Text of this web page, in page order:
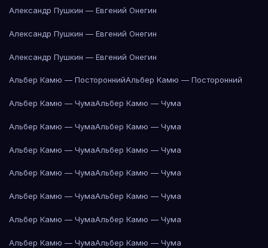
Александр Пушкин — Евгений Онегин
Александр Пушкин — Евгений Онегин
Александр Пушкин — Евгений Онегин
Альбер Камю — ПостороннийАльбер Камю — Посторонний
Альбер Камю — ЧумаАльбер Камю — Чума
Альбер Камю — ЧумаАльбер Камю — Чума
Альбер Камю — ЧумаАльбер Камю — Чума
Альбер Камю — ЧумаАльбер Камю — Чума
Альбер Камю — ЧумаАльбер Камю — Чума
Альбер Камю — ЧумаАльбер Камю — Чума
Альбер Камю — ЧумаАльбер Камю — Чума